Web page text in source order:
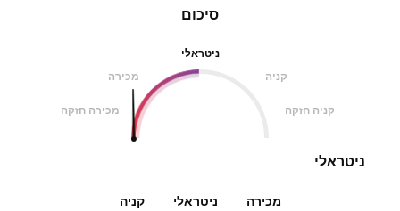
סיכום
ניטראלי
מכירה
קניה
מכירה חזקה קניה חזקה
ניטראלי
מכירה ניטראלי קניה